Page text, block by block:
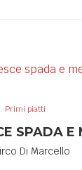
Primi piatti
SPADA E
Di Marcello